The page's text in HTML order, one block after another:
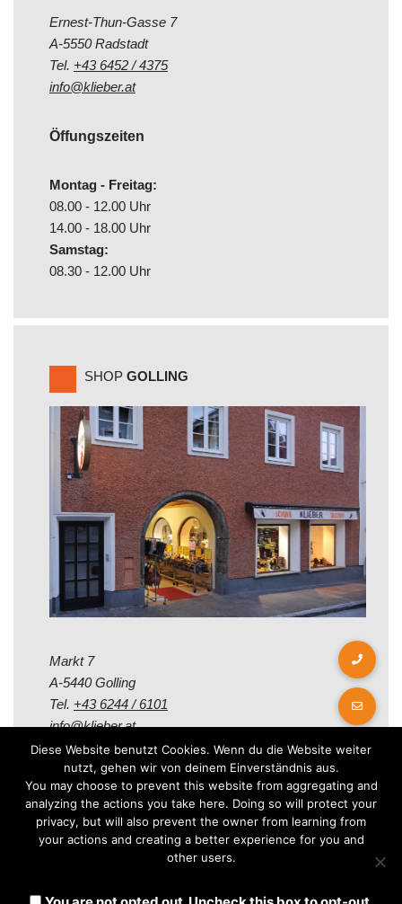
Ernest-Thun-Gasse 7
A-5550 Radstadt
Tel. +43 6452 / 4375
info@klieber.at
Öffungszeiten
Montag - Freitag:
08.00 - 12.00 Uhr
14.00 - 18.00 Uhr
Samstag:
08.30 - 12.00 Uhr
SHOP GOLLING
Markt 7
A-5440 Golling
Tel. +43 6244 / 6101
info@klieber.at
Öffungszeiten
Montag - Freitag:
08.00 - 12.00 Uhr
Diese Website benutzt Cookies. Wenn du die Website weiter
nutzt, gehen wir von deinem Einverständnis aus.
You may choose to prevent this website from aggregating and
analyzing the actions you take here. Doing so will protect your
privacy, but will also prevent the owner from learning from
your actions and creating a better experience for you and
other users.